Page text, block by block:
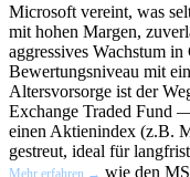
Microsoft vereint, was
mit hohen Margen,
aggressives Wachstum
Bewertungsniveau mit
Altersvorsorge ist der
Exchange Traded Fund
einen Aktienindex (z.B.
gestreut, ideal für
Mehr erfahren → wie den